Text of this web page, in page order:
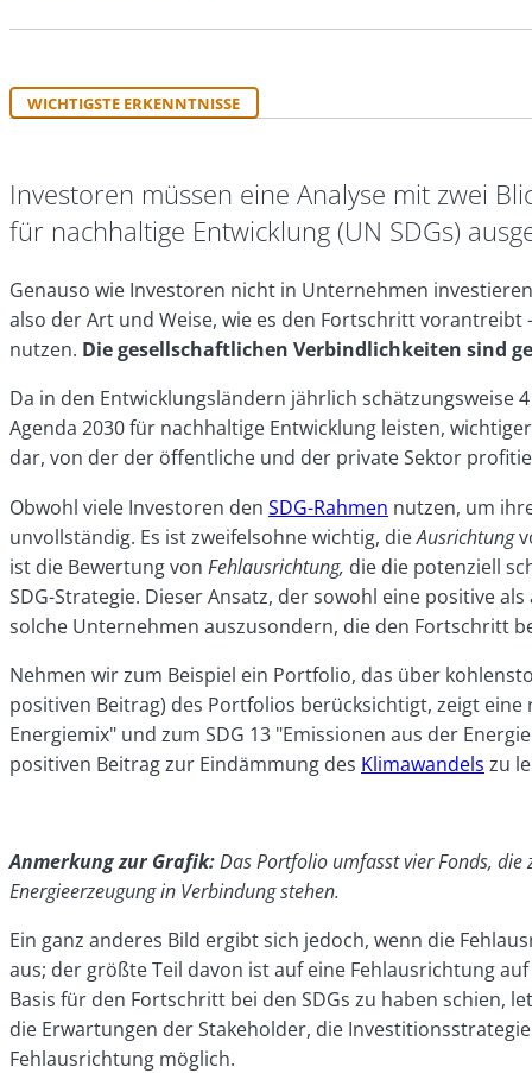
WICHTIGSTE ERKENNTNISSE
Investoren müssen eine Analyse mit zwei
für nachhaltige Entwicklung (UN SDGs)
Genauso wie Investoren nicht in Unternehmen
also der Art und Weise, wie es den Fortschritt vorantreibt
nutzen. Die gesellschaftlichen Verbindlichkeiten sind
Da in den Entwicklungsländern jährlich schätzungsweise
Agenda 2030 für nachhaltige Entwicklung leisten,
dar, von der der öffentliche und der private Sektor
Obwohl viele Investoren den SDG-Rahmen nutzen, um
unvollständig. Es ist zweifelsohne wichtig, dieAusrichtung
ist die Bewertung von Fehlausrichtung, die die potenziell
SDG-Strategie. Dieser Ansatz, der sowohl eine positive
solche Unternehmen auszusondern, die den Fortschritt
Nehmen wir zum Beispiel ein Portfolio, das über
positiven Beitrag) des Portfolios berücksichtigt, zeigt
Energiemix" und zum SDG 13 "Emissionen aus der
positiven Beitrag zur Eindämmung des Klimawandels zu
Anmerkung zur Grafik:Das Portfolio umfasst vier Fonds,
Energieerzeugung in Verbindung stehen.
Ein ganz anderes Bild ergibt sich jedoch, wenn die
aus; der größte Teil davon ist auf eine Fehlausrichtung
Basis für den Fortschritt bei den SDGs zu haben schien,
die Erwartungen der Stakeholder, die
Fehlausrichtung möglich.